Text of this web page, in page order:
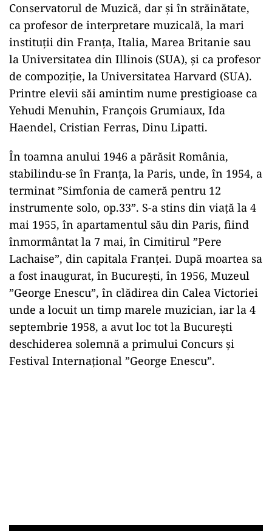
Conservatorul de Muzică, dar şi în străinătate,
ca profesor de interpretare muzicală, la mari
instituţii din Franţa, Italia, Marea Britanie sau
la Universitatea din Illinois (SUA), şi ca profesor
de compoziţie, la Universitatea Harvard (SUA).
Printre elevii săi amintim nume prestigioase ca
Yehudi Menuhin, François Grumiaux, Ida
Haendel, Cristian Ferras, Dinu Lipatti.
În toamna anului 1946 a părăsit România,
stabilindu-se în Franţa, la Paris, unde, în 1954, a
terminat ”Simfonia de cameră pentru 12
instrumente solo, op.33”. S-a stins din viaţă la 4
mai 1955, în apartamentul său din Paris, fiind
înmormântat la 7 mai, în Cimitirul ”Pere
Lachaise”, din capitala Franţei. După moartea sa
a fost inaugurat, în Bucureşti, în 1956, Muzeul
”George Enescu”, în clădirea din Calea Victoriei
unde a locuit un timp marele muzician, iar la 4
septembrie 1958, a avut loc tot la Bucureşti
deschiderea solemnă a primului Concurs şi
Festival Internaţional ”George Enescu”.